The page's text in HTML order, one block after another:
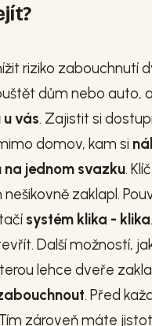
riziko zabouchnutí
dům nebo auto,
u vás. Zajistit si
domov, kam si
na jednom svazku.
zaklapl.
systém klika - klika
Další možností,
lehce dveře
. Před
zároveň máte